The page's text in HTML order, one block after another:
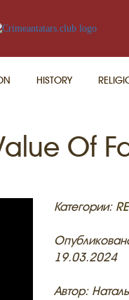
HISTORY
Of
Категории:
19.03.2024
Автор: